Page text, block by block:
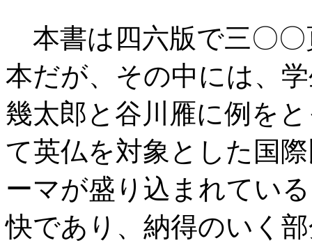
本書は四六版で三〇
本だが、その中には、
幾太郎と谷川雁に例を
て英仏を対象とした国
ーマが盛り込まれてい
快であり、納得のいく